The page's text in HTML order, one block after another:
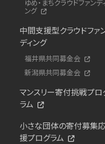
ゆめ・まちクラウドファンデ
ング
中間支援型クラウドファ
ディング
福井県共同募金会
新潟県共同募金会
マンスリー寄付挑戦プロ
ラム
小さな団体の寄付募集
援プログラム